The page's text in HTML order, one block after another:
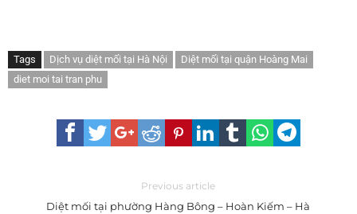
Tags Dịch vụ diệt mối tại Hà Nội
Diệt mối tại quận Hoàng Mai
diet moi tai tran phu
Previous article
Diệt mối tại phường Hàng Bông – Hoàn Kiếm – Hà